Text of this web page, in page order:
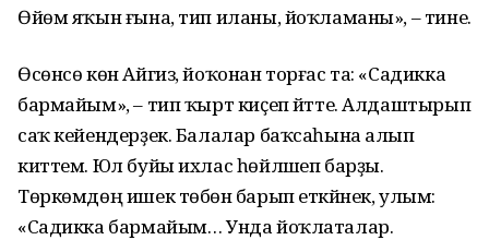
Өйөм яҡын ғына, тип иланы, йоҡламаны», – тине.
Өсөнсө көн Айгиз, йоҡонан торғас та: «Садикка
бармайым», – тип ҡырт киҫеп әйтте. Алдаштырып
саҡ кейендерҙек. Балалар баҡсаһына алып
киттем. Юл буйы ихлас һөйләшеп барҙы.
Төркөмдөң ишек төбөнә барып еткәйнек, улым:
«Садикка бармайым… Унда йоҡлаталар.